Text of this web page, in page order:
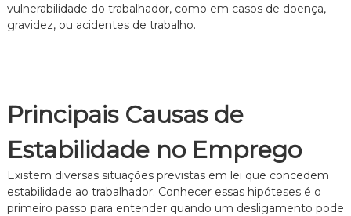
l
t
n
d
i
m
e
vulnerabilidade do trabalhador, como em casos de doença,
gravidez, ou acidentes de trabalho.
Principais Causas de
Estabilidade no Emprego
Existem diversas situações previstas em lei que concedem
estabilidade ao trabalhador. Conhecer essas hipóteses é o
primeiro passo para entender quando um desligamento pode